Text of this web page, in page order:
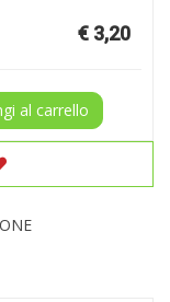
€ 3,20
al carrello